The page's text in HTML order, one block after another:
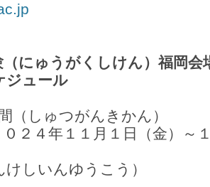
にゅうがくしけん）福岡会
ジュール
（しゅつがんきかん）
年１１月１日（金）～
けしいんゆうこう）